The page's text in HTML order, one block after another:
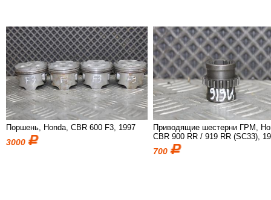
Поршень, Honda, CBR 600 F3, 1997
3000
Приводящие шестерни ГРМ,
CBR 900 RR / 919 RR (SC33),
700